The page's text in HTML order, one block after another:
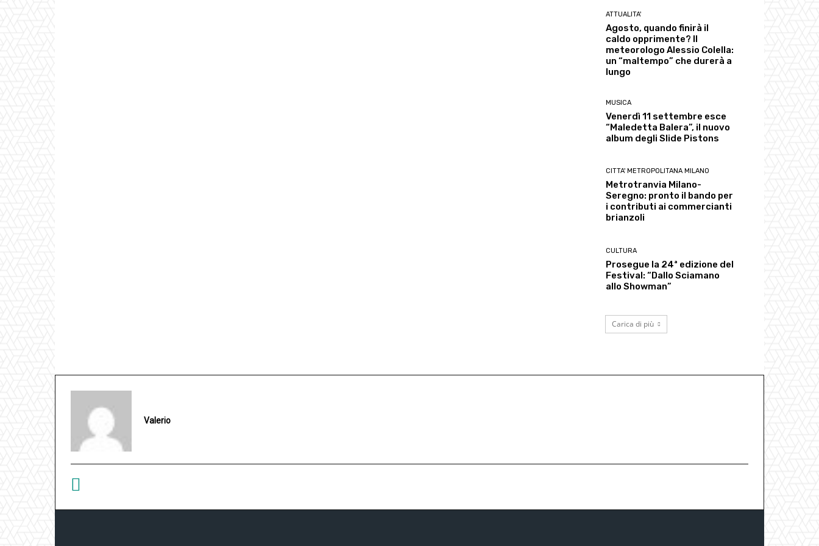
ATTUALITA'
Agosto, quando finirà il
caldo opprimente? Il
meteorologo Alessio Colella:
un “maltempo” che durerà a
lungo
MUSICA
Venerdì 11 settembre esce
“Maledetta Balera”, il nuovo
album degli Slide Pistons
CITTA' METROPOLITANA MILANO
Metrotranvia Milano-
Seregno: pronto il bando per
i contributi ai commercianti
brianzoli
CULTURA
Prosegue la 24ª edizione del
Festival: “Dallo Sciamano
allo Showman”
Carica di più
Valerio